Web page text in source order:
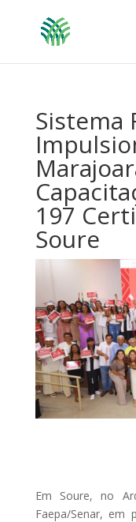
Sistema
197
Soure
Em Soure, no
Faepa/Senar, em